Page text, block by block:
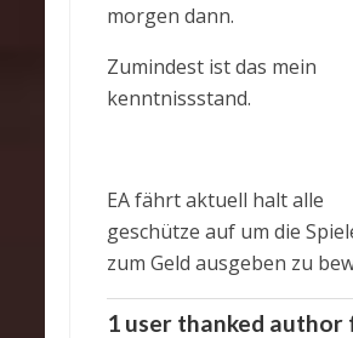
morgen dann.
Zumindest ist das mein
kenntnissstand.
EA fährt aktuell halt alle
geschütze auf um die
zum Geld ausgeben zu
1 user thanked author